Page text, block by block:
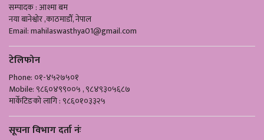
सम्पादक : आश्मा बम
नया बानेश्वोर ,काठमाडौँ, नेपाल
Email:mahilaswasthya01@gmail.com
टेलिफोन
Phone: ०१-४५२७५०१
Mobile: ९८६०४९९००५ , ९८४९३०५६८७
मार्केटिङको लागि : ९८६०१०३३२५
सूचना विभाग दर्ता नंः